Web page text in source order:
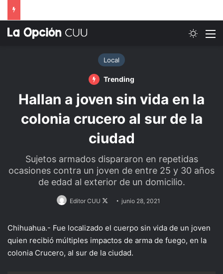
Local
Trending
Hallan a joven sin vida en la
colonia crucero al sur de la
ciudad
Sujetos armados dispararon en repetidas
ocasiones contra un joven de entre 25 y 30 años
de edad al exterior de un domicilio.
Editor CUU
Follow
X
junio 28, 2021
Chihuahua.- Fue localizado el cuerpo sin vida de un joven
quien recibió múltiples impactos de arma de fuego, en la
colonia Crucero, al sur de la ciudad.